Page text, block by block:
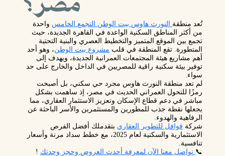
مصر؟
تُعد منطقة النورث هاوس بيت الوطن التجمع الخامس واحدة
من أكثر المناطق السكنية الواعدة في
القاهرة الجديدة، حيث
تجمع بين الموقع المتميز والتخطيط العصري والبنية التحتية
المتطورة. تقع المنطقة في قلب مشروع بيت الوطن، وهو أحد
أهم مشاريع هيئة المجتمعات العمرانية الجديدة، ويهدف إلى
توفير بيئة سكنية راقية للمصريين في الداخل والخارج على حد
سواء.
لم تعد منطقة النورث هاوس مجرد حي سكني، بل أصبحت
رمزًا للتحول العمراني الحديث في مصر، إذ ساهمت بشكل
مباشر في دعم قطاع الإسكان وتعزيز الاستثمار العقاري، مما
يجعلها نقطة جذب للمطورين والمستثمرين والأسر الباحثة عن
الرفاهية والهدوء.
شركة قوافل للتطوير العقاري بتقدملك أفضل الفرص
الاستثمارية والسكنية لعام 2025، مع خطط سداد مرنة وأسعار
تنافسية.
📞 تواصل معنا الآن لمعرفة أحدث العروض وحجز وحدتك !